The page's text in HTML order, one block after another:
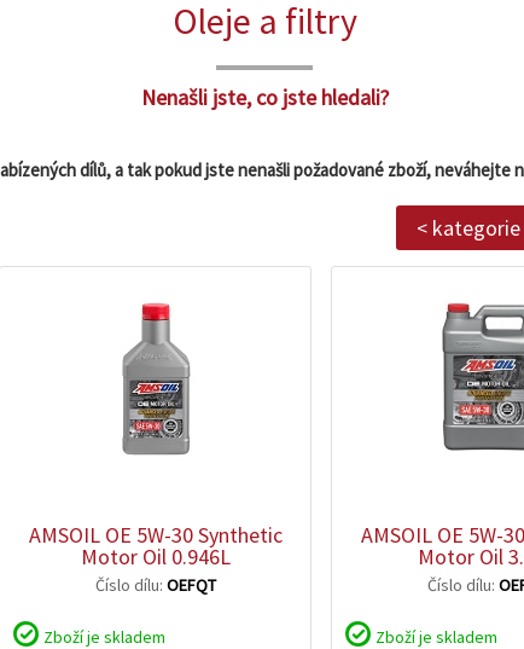
Oleje a filtry
Nenašli jste, co jste hledali?
dílů, a tak pokud jste nenašli požadované zboží,
< kategorie
AMSOIL OE 5W-30 Synthetic
Motor Oil 0.946L
Číslo dílu: OEFQT
Zboží je skladem
AMSOIL OE 5W-
Motor Oil
Číslo dílu:
Zboží je skladem
zobrazit
zobrazit